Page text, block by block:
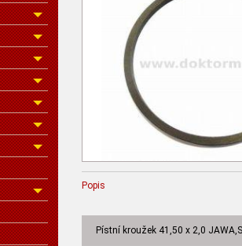
Popis
Pístní kroužek 41,50 x 2,0